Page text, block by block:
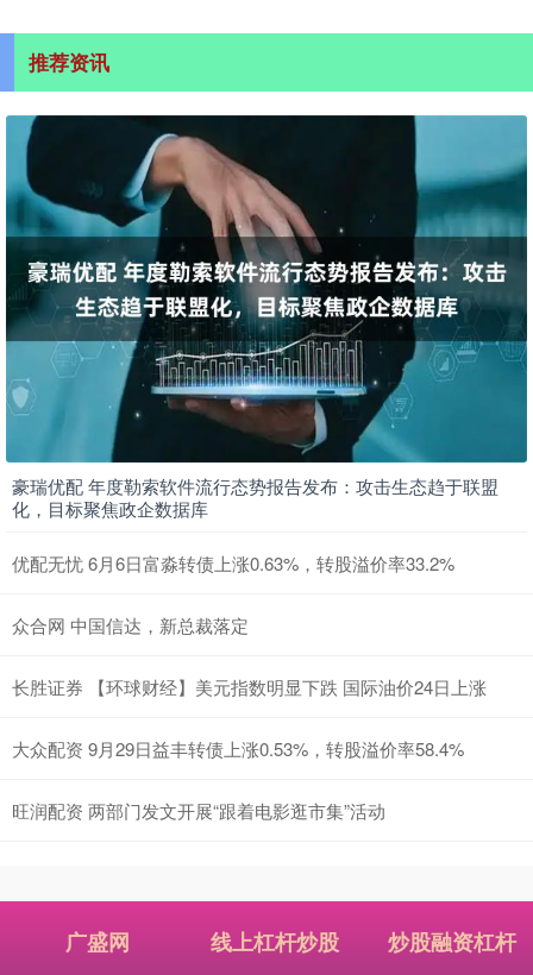
推荐资讯
豪瑞优配 年度勒索软件流行态势报告发布：攻击生态趋于联盟
化，目标聚焦政企数据库
优配无忧 6月6日富淼转债上涨0.63%，转股溢价率33.2%
众合网 中国信达，新总裁落定
长胜证券 【环球财经】美元指数明显下跌 国际油价24日上涨
大众配资 9月29日益丰转债上涨0.53%，转股溢价率58.4%
旺润配资 两部门发文开展“跟着电影逛市集”活动
广盛网 线上杠杆炒股 炒股融资杠杆